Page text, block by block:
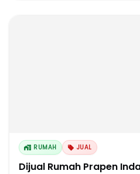
RUMAH JUAL
Dijual Rumah Prapen